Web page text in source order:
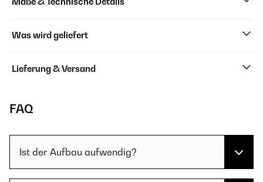
Was wird geliefert
Lieferung & Versand
FAQ
Ist der Aufbau aufwendig?